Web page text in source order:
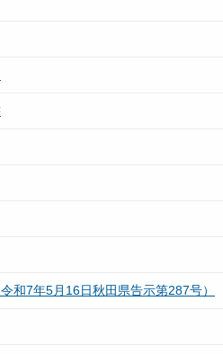
和7年5月16日秋田県告示第287号）